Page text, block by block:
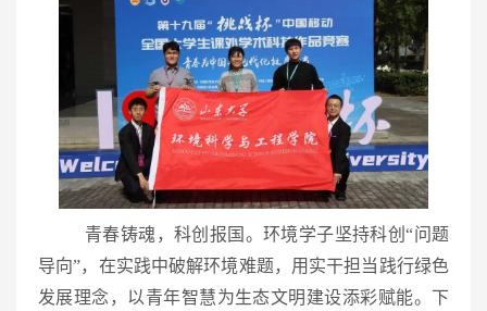
青春铸魂，科创报国。环境学子坚持科创“问题
导向”，在实践中破解环境难题，用实干担当践行绿色
发展理念，以青年智慧为生态文明建设添彩赋能。下